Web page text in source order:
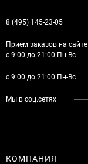
8 (495) 145-23-05
Прием заказов на сайте
с 9:00 до 21:00 Пн-Вс
с 9:00 до 21:00 Пн-Вс
Мы в соц.сетях
КОМПАНИЯ